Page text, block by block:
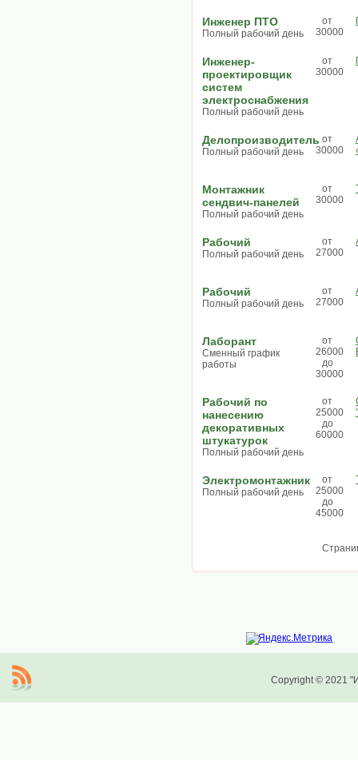
Инженер ПТО
Полный рабочий день
от
30000
Инженер-
проектировщик
систем
электроснабжения
Полный рабочий день
от
30000
Делопроизводитель
Полный рабочий день
от
30000
Монтажник
сендвич-панелей
Полный рабочий день
от
30000
Рабочий
Полный рабочий день
от
27000
Рабочий
Полный рабочий день
от
27000
Лаборант
Сменный график
работы
от
26000
до
30000
Рабочий по
нанесению
декоративных
штукатурок
Полный рабочий день
от
25000
до
60000
Электромонтажник
Полный рабочий день
от
25000
до
45000
Copyright © 2021